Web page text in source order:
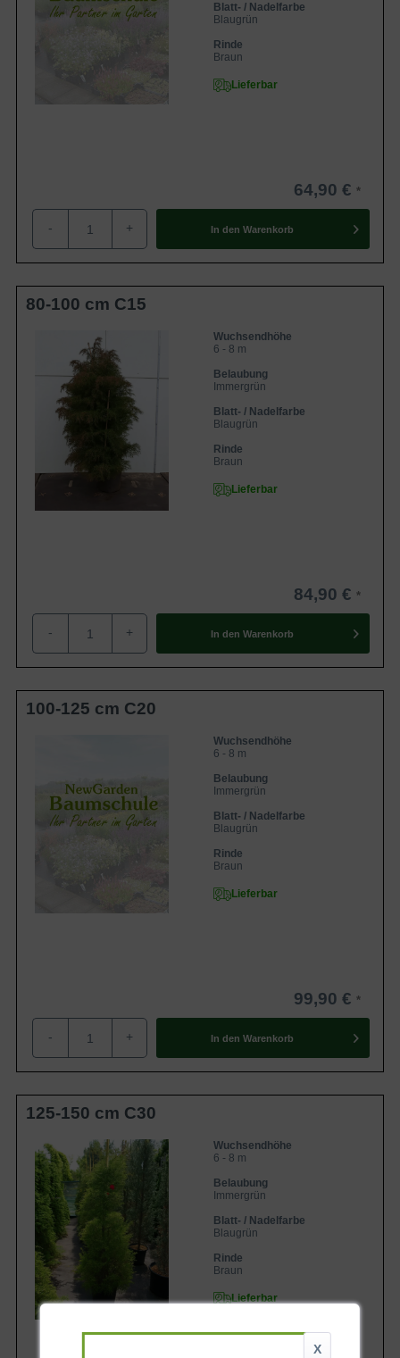
Blatt- / Nadelfarbe
Blaugrün
Rinde
Braun
Lieferbar
64,90 €
- + In den Warenkorb
80-100 cm C15
Wuchsendhöhe
6 - 8 m
Belaubung
Immergrün
Blatt- / Nadelfarbe
Blaugrün
Rinde
Braun
Lieferbar
84,90 €
- + In den Warenkorb
100-125 cm C20
Wuchsendhöhe
6 - 8 m
Belaubung
Immergrün
Blatt- / Nadelfarbe
Blaugrün
Rinde
Braun
Lieferbar
99,90 €
- + In den Warenkorb
125-150 cm C30
Wuchsendhöhe
6 - 8 m
Belaubung
Immergrün
Blatt- / Nadelfarbe
Blaugrün
Rinde
Braun
Lieferbar
X